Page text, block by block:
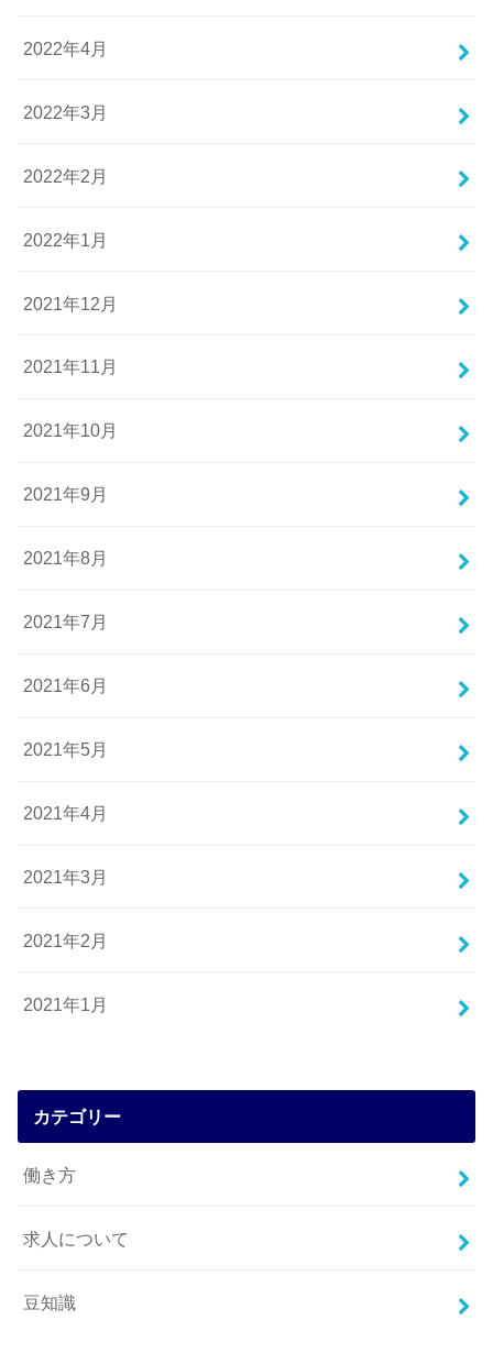
2022年4月
2022年3月
2022年2月
2022年1月
2021年12月
2021年11月
2021年10月
2021年9月
2021年8月
2021年7月
2021年6月
2021年5月
2021年4月
2021年3月
2021年2月
2021年1月
カテゴリー
働き方
求人について
豆知識